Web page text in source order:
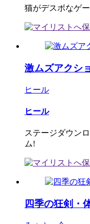
猫がデスボなゲ
激ムズアクシ
ヒール
ヒール
ステージダウン
ム!
四季の狂剣・